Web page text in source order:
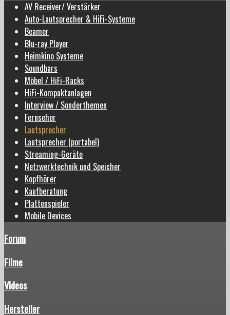
AV Receiver/ Verstärker
Auto-Lautsprecher & HiFi-Systeme
Beamer
Blu-ray Player
Heimkino Systeme
Soundbars
Möbel / HiFi-Racks
HiFi-Kompaktanlagen
Interview / Sonderthemen
Fernseher
Lautsprecher
Lautsprecher (portabel)
Streaming-Geräte
Netzwerktechnik und Speicher
Kopfhörer
Kaufberatung
Plattenspieler
Mobile Devices
Forum
Filme
Videos
Hersteller